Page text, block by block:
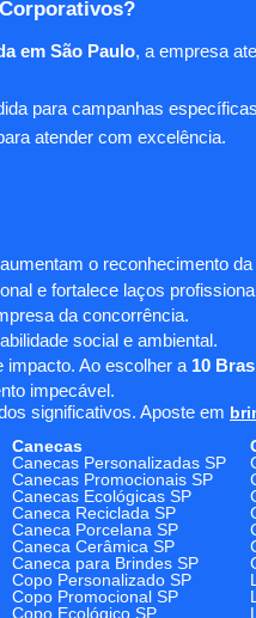
em São Paulo, a empresa
para campanhas
atender com excelência.
o reconhecimento
e fortalece laços
da concorrência.
social e ambiental.
impacto. Ao escolher a 10
impecável.
significativos. Aposte em
Canecas
Canecas Personalizadas SP
Canecas Promocionais SP
Canecas Ecológicas SP
Caneca Reciclada SP
Caneca Porcelana SP
Caneca Cerâmica SP
Caneca para Brindes SP
Copo Personalizado SP
Copo Promocional SP
Copo Ecológico SP